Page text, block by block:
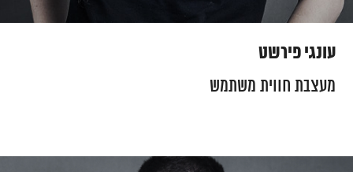
עונגי פירשט
מעצבת חווית משתמש